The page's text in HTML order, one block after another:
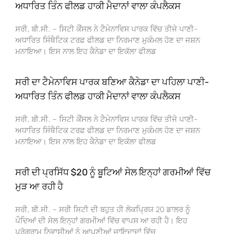
ਅਧਾਰਿਤ ਤਿੰਨ ਫੀਲਡ ਹਾਕੀ ਮੈਦਾਨਾਂ ਵਾਲਾ ਕੰਪਲੈਕਸ
ਸਰੀ, ਬੀ.ਸੀ. – ਸਿਟੀ ਕੌਂਸਲ ਨੇ ਟੈਮੇਨਾਵਿਸ ਪਾਰਕ ਵਿੱਚ ਤੀਜੇ ਪਾਣੀ-
ਅਧਾਰਿਤ ਸਿੰਥੈਟਿਕ ਟਰਫ਼ ਫੀਲਡ ਦਾ ਨਿਰਮਾਣ ਮੁਕੰਮਲ ਹੋਣ ਦਾ ਜਸ਼ਨ
ਮਨਾਇਆ। ਇਸ ਨਾਲ ਇਹ ਕੈਨੇਡਾ ਦਾ ਇਕੱਲਾ ਫੀਲਡ
ਸਰੀ ਦਾ ਟੈਮੇਨਾਵਿਸ ਪਾਰਕ ਬਣਿਆ ਕੈਨੇਡਾ ਦਾ ਪਹਿਲਾ ਪਾਣੀ-
ਅਧਾਰਿਤ ਤਿੰਨ ਫੀਲਡ ਹਾਕੀ ਮੈਦਾਨਾਂ ਵਾਲਾ ਕੰਪਲੈਕਸ
ਸਰੀ, ਬੀ.ਸੀ. – ਸਿਟੀ ਕੌਂਸਲ ਨੇ ਟੈਮੇਨਾਵਿਸ ਪਾਰਕ ਵਿੱਚ ਤੀਜੇ ਪਾਣੀ-
ਅਧਾਰਿਤ ਸਿੰਥੈਟਿਕ ਟਰਫ਼ ਫੀਲਡ ਦਾ ਨਿਰਮਾਣ ਮੁਕੰਮਲ ਹੋਣ ਦਾ ਜਸ਼ਨ
ਮਨਾਇਆ। ਇਸ ਨਾਲ ਇਹ ਕੈਨੇਡਾ ਦਾ ਇਕੱਲਾ ਫੀਲਡ
ਸਰੀ ਦੀ ਪ੍ਰਸਿੱਧ $20 ਨੂੰ ਬੂਟਿਆਂ ਸੇਲ ਇਨ੍ਹਾਂ ਗਰਮੀਆਂ ਵਿੱਚ
ਮੁੜ ਆ ਰਹੀ ਹੈ
ਸਰੀ, ਬੀ.ਸੀ. – ਸਰੀ ਸਿਟੀ ਦੀ ਬਹੁਤ ਹੀ ਲੋਕਪ੍ਰਿਯ 20 ਡਾਲਰ ਨੂੰ
ਪੌਦਿਆਂ ਦੀ ਸੇਲ ਇਨ੍ਹਾਂ ਗਰਮੀਆਂ ਵਿੱਚ ਵਾਪਸ ਆ ਰਹੀ ਹੈ। ਇਹ